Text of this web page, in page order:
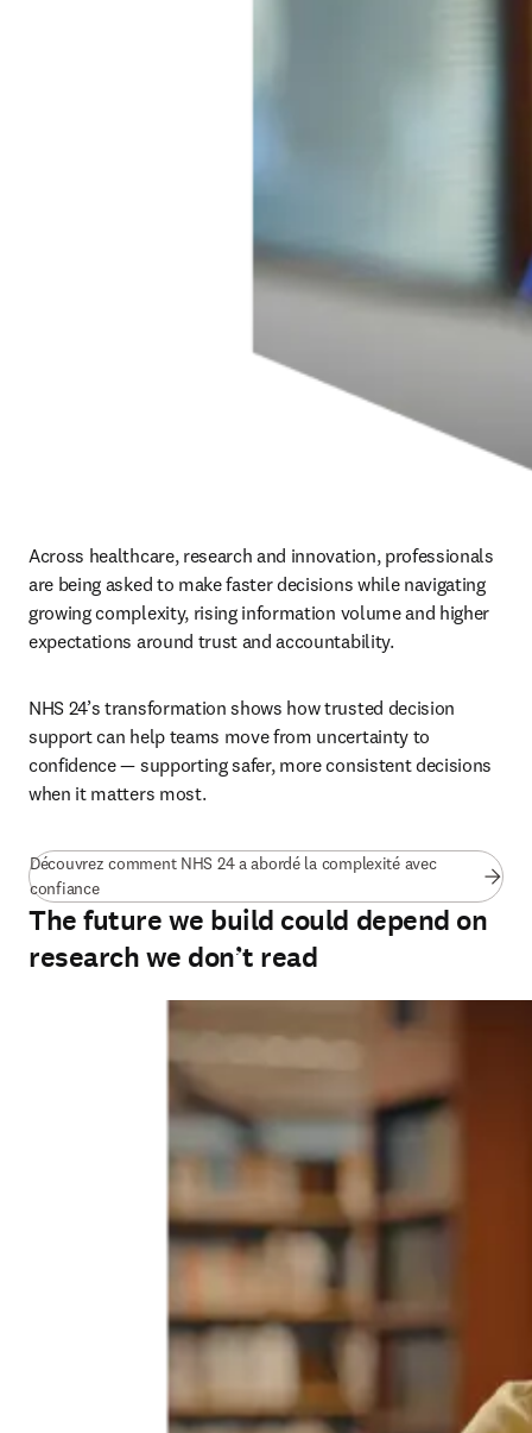
Across healthcare, research and innovation, professionals
are being asked to make faster decisions while navigating
growing complexity, rising information volume and higher
expectations around trust and accountability.
NHS 24’s transformation shows how trusted decision
support can help teams move from uncertainty to
confidence — supporting safer, more consistent decisions
when it matters most.
Découvrez comment NHS 24 a abordé la complexité avec
confiance(
The future we build could depend on
research we don’t read